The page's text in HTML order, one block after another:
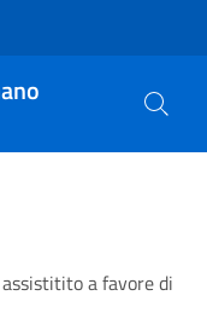
a favore di